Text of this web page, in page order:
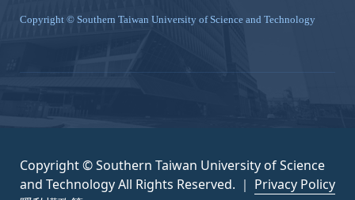
Copyright © Southern Taiwan University of Science and Technology
Copyright © Southern Taiwan University of Science
and Technology All Rights Reserved. ｜ Privacy Policy